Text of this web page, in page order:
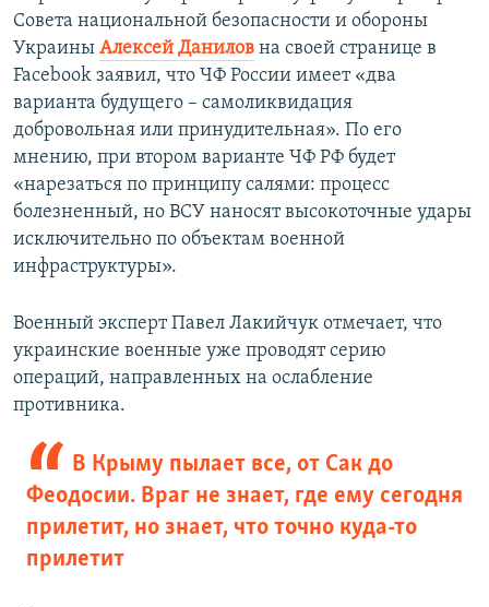
Совета национальной безопасности и обороны
Украины Алексей Данилов на своей странице в
Facebook заявил, что ЧФ России имеет «два
варианта будущего – самоликвидация
добровольная или принудительная». По его
мнению, при втором варианте ЧФ РФ будет
«нарезаться по принципу салями: процесс
болезненный, но ВСУ наносят высокоточные удары
исключительно по объектам военной
инфраструктуры».
Военный эксперт Павел Лакийчук отмечает, что
украинские военные уже проводят серию
операций, направленных на ослабление
противника.
В Крыму пылает все, от Сак до
Феодосии. Враг не знает, где ему сегодня
прилетит, но знает, что точно куда-то
прилетит